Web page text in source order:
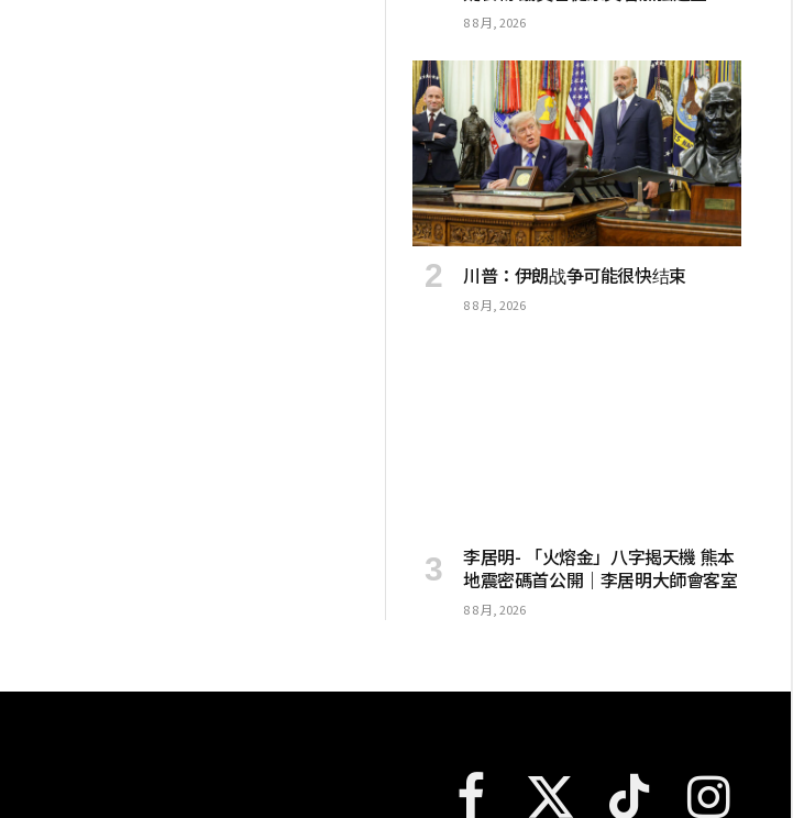
8 8 月, 2026
川普：伊朗战争可能很快结束
8 8 月, 2026
李居明- 「火熔金」八字揭天機 熊本
地震密碼首公開｜李居明大師會客室
8 8 月, 2026
Facebook X TikTok Instagram